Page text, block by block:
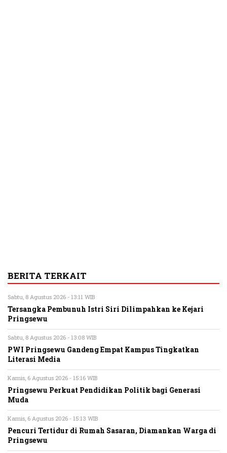
BERITA TERKAIT
Sabtu, 8 Agustus 2026 - 13:11 WIB
Tersangka Pembunuh Istri Siri Dilimpahkan ke Kejari
Pringsewu
Sabtu, 8 Agustus 2026 - 13:08 WIB
PWI Pringsewu Gandeng Empat Kampus Tingkatkan
Literasi Media
Kamis, 6 Agustus 2026 - 15:16 WIB
Pringsewu Perkuat Pendidikan Politik bagi Generasi
Muda
Kamis, 6 Agustus 2026 - 15:13 WIB
Pencuri Tertidur di Rumah Sasaran, Diamankan Warga di
Pringsewu